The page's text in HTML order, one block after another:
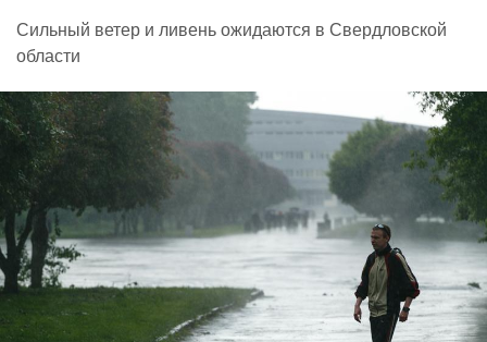
Сильный ветер и ливень ожидаются в Свердловской
области